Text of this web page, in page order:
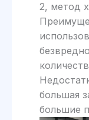
2, метод
большая
большие